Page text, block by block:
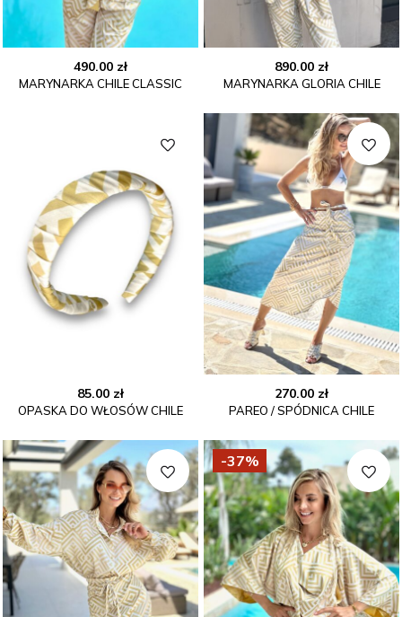
490.00 zł
MARYNARKA CHILE CLASSIC
890.00 zł
MARYNARKA GLORIA CHILE
85.00 zł
OPASKA DO WŁOSÓW CHILE
270.00 zł
PAREO / SPÓDNICA CHILE
-37%